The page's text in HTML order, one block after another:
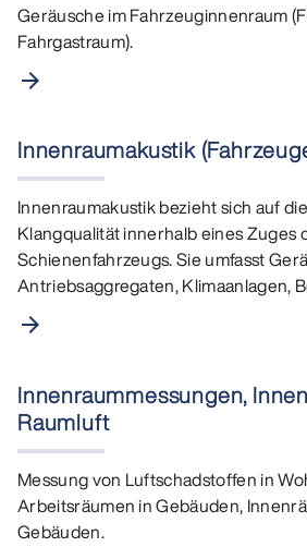
Geräusche im Fahrzeuginnenraum
Fahrgastraum).
arrow_forward
Innenraumakustik
Innenraumakustik bezieht sich auf
Klangqualität innerhalb eines Zuges
Schienenfahrzeugs. Sie umfasst
Antriebsaggregaten, Klimaanlagen,
und den…
arrow_forward
Innenraummessungen,
Raumluft
Messung von Luftschadstoffen in
Arbeitsräumen in Gebäuden,
Gebäuden.